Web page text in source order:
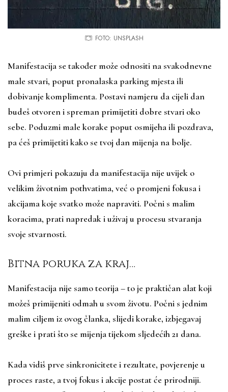
FOTO: UNSPLASH
Manifestacija se također može odnositi na svakodnevne
male stvari, poput pronalaska parking mjesta ili
dobivanje komplimenta. Postavi namjeru da cijeli dan
budeš otvoren i spreman primijetiti dobre stvari oko
sebe. Poduzmi male korake poput osmijeha ili pozdrava,
pa ćeš primijetiti kako se tvoj dan mijenja na bolje.
Ovi primjeri pokazuju da manifestacija nije uvijek o
velikim životnim pothvatima, već o promjeni fokusa i
akcijama koje svatko može napraviti. Počni s malim
koracima, prati napredak i uživaj u procesu stvaranja
svoje stvarnosti.
Bitna poruka za kraj…
Manifestacija nije samo teorija – to je praktičan alat koji
možeš primijeniti odmah u svom životu. Počni s jednim
malim ciljem iz ovog članka, slijedi korake, izbjegavaj
greške i prati što se mijenja tijekom sljedećih 21 dana.
Kada vidiš prve sinkronicitete i rezultate, povjerenje u
proces raste, a tvoj fokus i akcije postat će prirodniji.